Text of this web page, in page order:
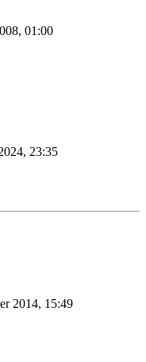
01:00
23:35
2014, 15:49